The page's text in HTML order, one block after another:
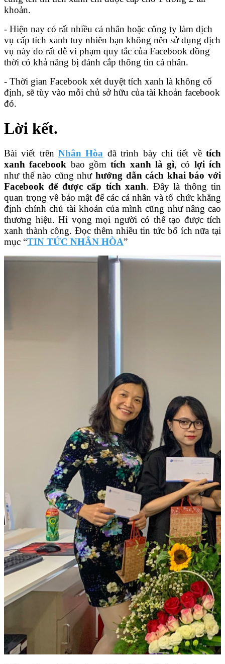
khoản.
- Hiện nay có rất nhiều cá nhân hoặc công ty làm dịch
vụ cấp tích xanh tuy nhiên bạn không nên sử dụng dịch
vụ này do rất dễ vi phạm quy tắc của Facebook đồng
thời có khả năng bị đánh cắp thông tin cá nhân.
- Thời gian Facebook xét duyệt tích xanh là không cố
định, sẽ tùy vào mỗi chủ sở hữu của tài khoản facebook
đó.
Lời kết.
Bài viết trênNhân Hòa đã trình bày chi tiết vềtích
xanh facebook bao gồmtích xanh là gì, có lợi ích
như thế nào cũng như hướng dẫn cách khai báo với
Facebook để được cấp tích xanh. Đây là thông tin
quan trọng về bảo mật để các cá nhân và tổ chức khẳng
định chính chủ tài khoản của mình cũng như nâng cao
thương hiệu. Hi vọng mọi người có thể tạo được tích
xanh thành công. Đọc thêm nhiều tin tức bổ ích nữa tại
mục “TIN TỨC NHÂN HÒA”